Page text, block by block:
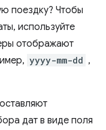
поездку? Чтобы
используйте
отображают
yyyy-mm-dd ,
дат в виде поля